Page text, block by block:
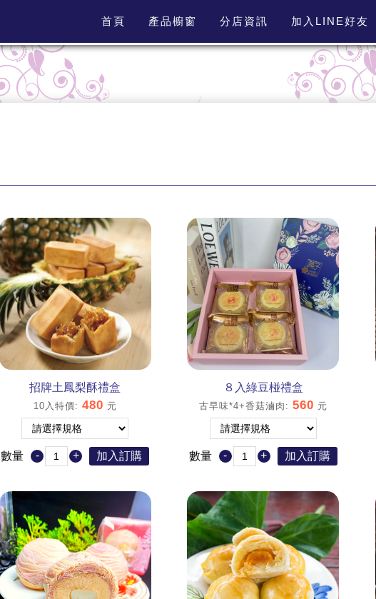
首頁 產品櫥窗 分店資訊 加入LINE好友
招牌土鳳梨酥禮盒
10入特價: 480 元
數量 - + 加入訂購
８入綠豆椪禮盒
古早味*4+香菇滷肉 : 560 元
數量 - + 加入訂購